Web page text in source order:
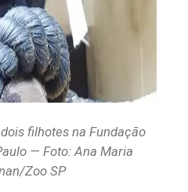
filhotes na Fundação
— Foto: Ana Maria
Zoo SP